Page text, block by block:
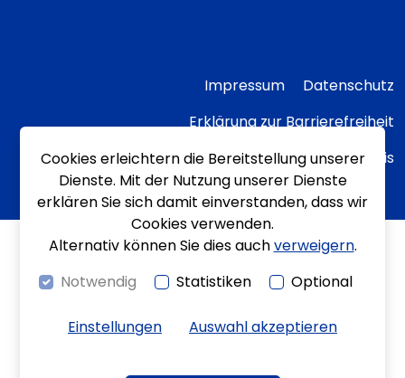
Impressum
Datenschutz
Erklärung zur Barrierefreiheit
Transparenzhinweis
Cookies erleichtern die Bereitstellung unserer
Dienste. Mit der Nutzung unserer Dienste
erklären Sie sich damit einverstanden, dass wir
Cookies verwenden.
Alternativ können Sie dies auchverweigern.
Notwendig
Statistiken Optional
Einstellungen Auswahl akzeptieren